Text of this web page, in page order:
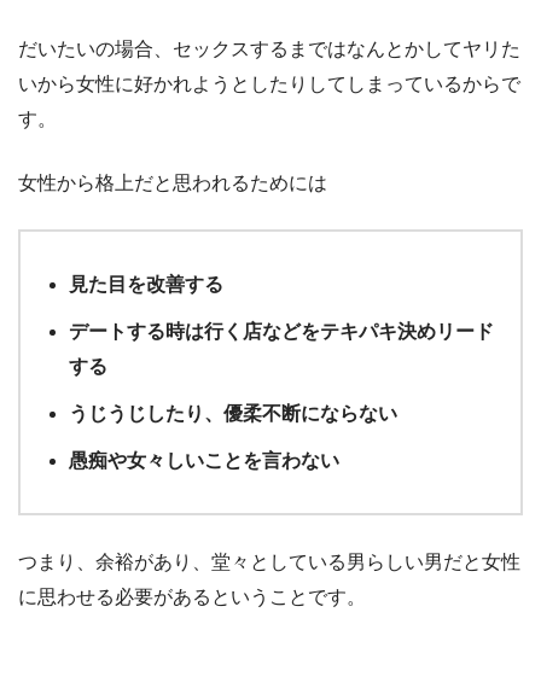
だいたいの場合、セックスするまではなんとかしてヤリた
いから女性に好かれようとしたりしてしまっているからで
す。
女性から格上だと思われるためには
見た目を改善する
デートする時は行く店などをテキパキ決めリード
する
うじうじしたり、優柔不断にならない
愚痴や女々しいことを言わない
つまり、余裕があり、堂々としている男らしい男だと女性
に思わせる必要があるということです。